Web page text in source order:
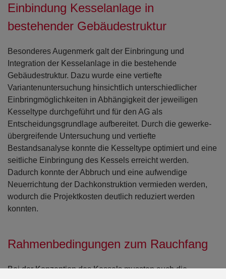
Einbindung Kesselanlage in
bestehender Gebäudestruktur
Besonderes Augenmerk galt der Einbringung und
Integration der Kesselanlage in die bestehende
Gebäudestruktur. Dazu wurde eine vertiefte
Variantenuntersuchung hinsichtlich unterschiedlicher
Einbringmöglichkeiten in Abhängigkeit der jeweiligen
Kesseltype durchgeführt und für den AG als
Entscheidungsgrundlage aufbereitet. Durch die gewerke-
übergreifende Untersuchung und vertiefte
Bestandsanalyse konnte die Kesseltype optimiert und eine
seitliche Einbringung des Kessels erreicht werden.
Dadurch konnte der Abbruch und eine aufwendige
Neuerrichtung der Dachkonstruktion vermieden werden,
wodurch die Projektkosten deutlich reduziert werden
konnten.
Rahmenbedingungen zum Rauchfang
Bei der Konzeption des Kessels mussten auch die